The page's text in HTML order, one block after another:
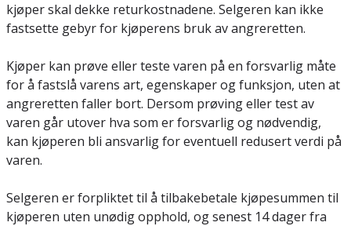
kjøper skal dekke returkostnadene. Selgeren kan ikke
fastsette gebyr for kjøperens bruk av angreretten.
Kjøper kan prøve eller teste varen på en forsvarlig måte
for å fastslå varens art, egenskaper og funksjon, uten at
angreretten faller bort. Dersom prøving eller test av
varen går utover hva som er forsvarlig og nødvendig,
kan kjøperen bli ansvarlig for eventuell redusert verdi på
varen.
Selgeren er forpliktet til å tilbakebetale kjøpesummen til
kjøperen uten unødig opphold, og senest 14 dager fra